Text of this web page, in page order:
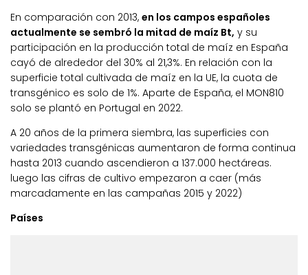
En comparación con 2013, en los campos españoles
actualmente se sembró la mitad de maíz Bt, y su
participación en la producción total de maíz en España
cayó de alrededor del 30% al 21,3%. En relación con la
superficie total cultivada de maíz en la UE, la cuota de
transgénico es solo de 1%. Aparte de España, el MON810
solo se plantó en Portugal en 2022.
A 20 años de la primera siembra, las superficies con
variedades transgénicas aumentaron de forma continua
hasta 2013 cuando ascendieron a 137.000 hectáreas.
luego las cifras de cultivo empezaron a caer (más
marcadamente en las campañas 2015 y 2022)
Países